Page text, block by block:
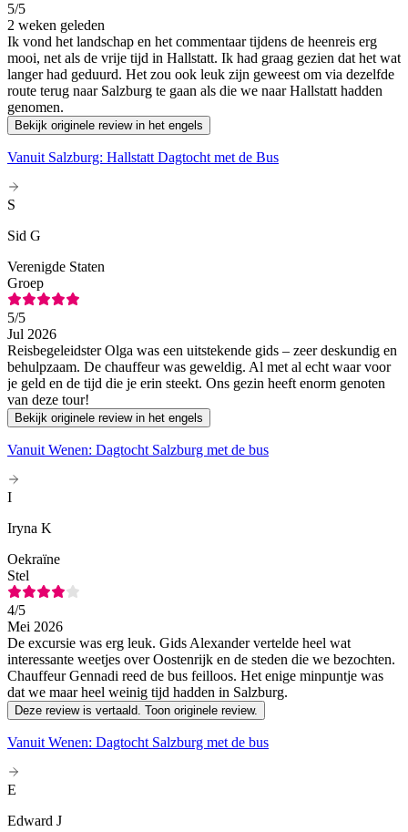
5/5
2 weken geleden
Ik vond het landschap en het commentaar tijdens de heenreis erg
mooi, net als de vrije tijd in Hallstatt. Ik had graag gezien dat het wat
langer had geduurd. Het zou ook leuk zijn geweest om via dezelfde
route terug naar Salzburg te gaan als die we naar Hallstatt hadden
genomen.
Bekijk originele review in het engels
Vanuit Salzburg: Hallstatt Dagtocht met de Bus
S
Sid G
Verenigde Staten
Groep
5/5
Jul 2026
Reisbegeleidster Olga was een uitstekende gids – zeer deskundig en
behulpzaam. De chauffeur was geweldig. Al met al echt waar voor
je geld en de tijd die je erin steekt. Ons gezin heeft enorm genoten
van deze tour!
Bekijk originele review in het engels
Vanuit Wenen: Dagtocht Salzburg met de bus
I
Iryna K
Oekraïne
Stel
4/5
Mei 2026
De excursie was erg leuk. Gids Alexander vertelde heel wat
interessante weetjes over Oostenrijk en de steden die we bezochten.
Chauffeur Gennadi reed de bus feilloos. Het enige minpuntje was
dat we maar heel weinig tijd hadden in Salzburg.
Deze review is vertaald. Toon originele review.
Vanuit Wenen: Dagtocht Salzburg met de bus
E
Edward J